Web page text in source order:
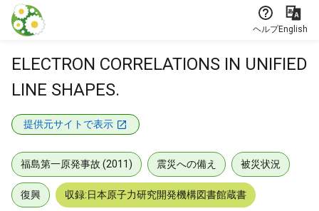
本文に飛ぶ
ヘルプEnglish
ELECTRON CORRELATIONS IN UNIFIED
LINE SHAPES.
提供元サイトで表示
福島第一原発事故 (2011) 震災への備え 被災状況
復興 収録:日本原子力研究開発機構図書館蔵書